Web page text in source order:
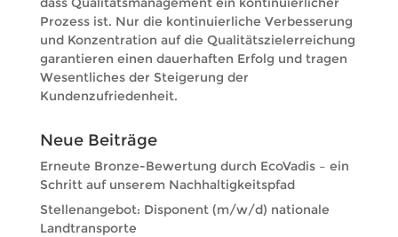
Prozess ist. Nur die kontinuierliche Verbesserung
und Konzentration auf die Qualitätszielerreichung
garantieren einen dauerhaften Erfolg und tragen
Wesentliches der Steigerung der
Kundenzufriedenheit.
Neue Beiträge
Erneute Bronze-Bewertung durch EcoVadis – ein
Schritt auf unserem Nachhaltigkeitspfad
Stellenangebot: Disponent (m/w/d) nationale
Landtransporte